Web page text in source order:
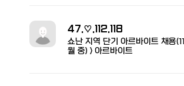
47.♡.112.118
쇼난 지역 단기 아르바이트 채용(11
월 중) > 아르바이트